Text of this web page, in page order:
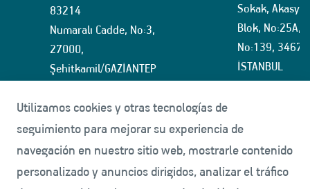
Utilizamos cookies y otras tecnologías de
seguimiento para mejorar su experiencia de
navegación en nuestro sitio web, mostrarle contenido
personalizado y anuncios dirigidos, analizar el tráfico
83214
Numaralı Cadde, No:3,
27000,
Şehitkamil/GAZİANTEP
+90(342) 337 15 35
Fábrica 2: Başpınar
5.Organize Sanayi Bölgesi,
Sokak, Akasya
Blok, No:25A,
No:139,
İSTANBUL